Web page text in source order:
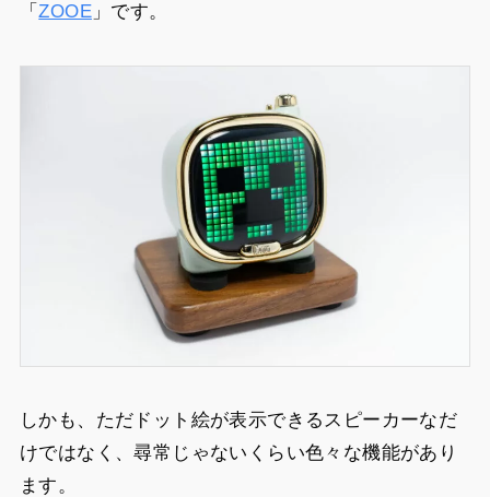
「ZOOE」です。
しかも、ただドット絵が表示できるスピーカーなだ
けではなく、尋常じゃないくらい色々な機能があり
ます。